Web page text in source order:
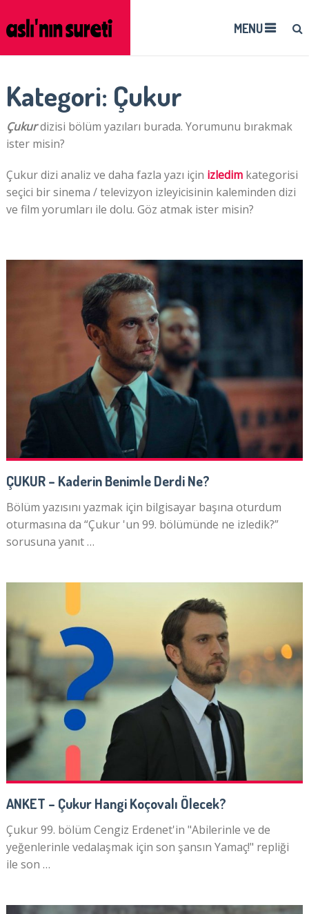
MENU
Kategori: Çukur
Çukurdizisi bölüm yazıları burada. Yorumunu bırakmak
ister misin?
Çukur dizi analiz ve daha fazla yazı için izledimkategorisi
seçici bir sinema / televizyon izleyicisinin kaleminden dizi
ve film yorumları ile dolu. Göz atmak ister misin?
ÇUKUR – Kaderin Benimle Derdi Ne?
Bölüm yazısını yazmak için bilgisayar başına oturdum
oturmasına da “Çukur 'un 99. bölümünde ne izledik?”
sorusuna yanıt …
ANKET – Çukur Hangi Koçovalı Ölecek?
Çukur 99. bölüm Cengiz Erdenet'in "Abilerinle ve de
yeğenlerinle vedalaşmak için son şansın Yamaç!" repliği
ile son …